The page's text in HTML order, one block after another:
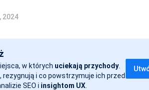
2024
w których uciekają przychody
i co powstrzymuje ich przed
SEO i insightom UX